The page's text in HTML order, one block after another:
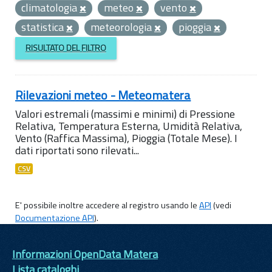
climatologia
meteo
vento
statistica
meteorologia pioggia
RISULTATO DEL FILTRO
Rilevazioni meteo - Meteomatera
Valori estremali (massimi e minimi) di Pressione
Relativa, Temperatura Esterna, Umidità Relativa,
Vento (Raffica Massima), Pioggia (Totale Mese). I
dati riportati sono rilevati...
CSV
E' possibile inoltre accedere al registro usando leAPI(vedi
Documentazione API).
Informazioni OpenData Matera